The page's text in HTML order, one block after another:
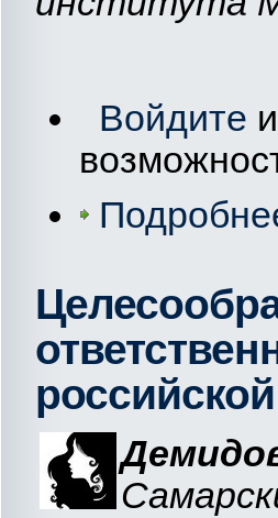
Войдите